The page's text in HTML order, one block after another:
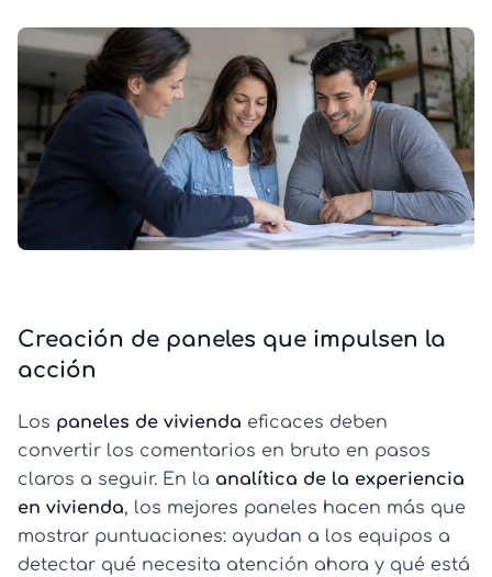
Creación de paneles que impulsen la
acción
Los paneles de vivienda eficaces deben
convertir los comentarios en bruto en pasos
claros a seguir. En la analítica de la experiencia
en vivienda, los mejores paneles hacen más que
mostrar puntuaciones: ayudan a los equipos a
detectar qué necesita atención ahora y qué está